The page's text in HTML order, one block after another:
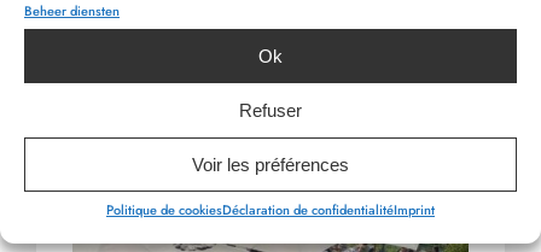
Beheer diensten
Ok
Refuser
Voir les préférences
Politique de cookiesDéclaration de confidentialitéImprint
PREVIOUS ARTICLE NEXT ARTICLE